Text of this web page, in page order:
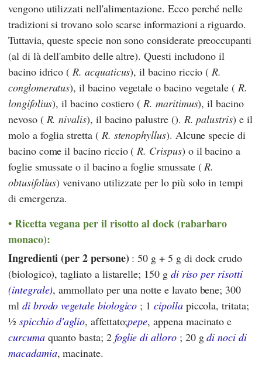
vengono utilizzati nell'alimentazione. Ecco perché nelle
tradizioni si trovano solo scarse informazioni a riguardo.
Tuttavia, queste specie non sono considerate preoccupanti
(al di là dell'ambito delle altre). Questi includono il
bacino idrico (R. acquaticus), il bacino riccio (R.
conglomeratus), il bacino vegetale o bacino vegetale (R.
longifolius), il bacino costiero (R. maritimus), il bacino
nevoso ( R. nivalis), il bacino palustre (). R. palustris) e il
molo a foglia stretta ( R. stenophyllus). Alcune specie di
bacino come il bacino riccio (R. Crispus) o il bacino a
foglie smussate o il bacino a foglie smussate (R.
obtusifolius) venivano utilizzate per lo più solo in tempi
di emergenza.
Ricetta vegana per il risotto al dock (rabarbaro
monaco):
Ingredienti (per 2 persone) : 50 g + 5 g di dock crudo
(biologico), tagliato a listarelle; 150 g di riso per risotti
(integrale), ammollato per una notte e lavato bene; 300
ml di brodo vegetale biologico ; 1cipollapiccola, tritata;
½ spicchio d'aglio, affettato;pepe, appena macinato e
curcumaquanto basta; 2 foglie di alloro; 20 gdi noci di
macadamia, macinate.